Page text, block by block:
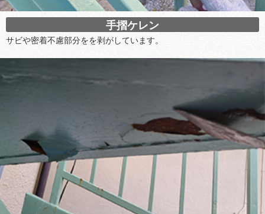
手摺ケレン
サビや密着不慮部分をを剥がしています。